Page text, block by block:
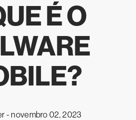
É O
-novembro 02, 2023